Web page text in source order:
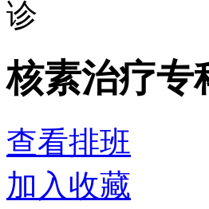
诊
核素治疗专
查看排班
加入收藏